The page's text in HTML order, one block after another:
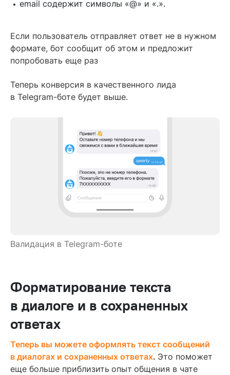
email содержит символы «@» и «.».
Если пользователь отправляет ответ не в нужном
формате, бот сообщит об этом и предложит
попробовать еще раз
Теперь конверсия в качественного лида
в Telegram-боте будет выше.
Валидация в Telegram-боте
Форматирование текста
в диалоге и в сохраненных
ответах
Теперь вы можете оформлять текст сообщений
в диалогах и сохраненных ответах. Это поможет
еще больше приблизить опыт общения в чате